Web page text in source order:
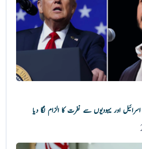
اور یہودیوں سے نفرت کا الزام لگا دیا